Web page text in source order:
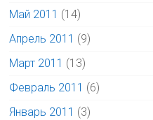
Май 2011 (14)
Апрель 2011 (9)
Март 2011 (13)
Февраль 2011 (6)
Январь 2011 (3)